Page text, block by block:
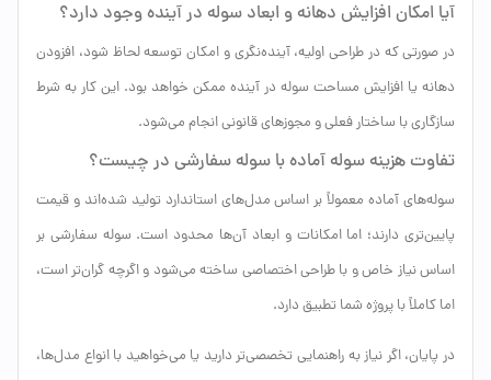
آیا امکان افزایش دهانه و ابعاد سوله در آینده وجود دارد؟
در صورتی که در طراحی اولیه، آینده‌نگری و امکان توسعه لحاظ شود، افزودن
دهانه یا افزایش مساحت سوله در آینده ممکن خواهد بود. این کار به شرط
سازگاری با ساختار فعلی و مجوزهای قانونی انجام می‌شود.
تفاوت هزینه سوله آماده با سوله سفارشی در چیست؟
سوله‌های آماده معمولاً بر اساس مدل‌های استاندارد تولید شده‌اند و قیمت
پایین‌تری دارند؛ اما امکانات و ابعاد آن‌ها محدود است. سوله سفارشی بر
اساس نیاز خاص و با طراحی اختصاصی ساخته می‌شود و اگرچه گران‌تر است،
اما کاملاً با پروژه شما تطبیق دارد.
در پایان، اگر نیاز به راهنمایی تخصصی‌تر دارید یا می‌خواهید با انواع مدل‌ها،